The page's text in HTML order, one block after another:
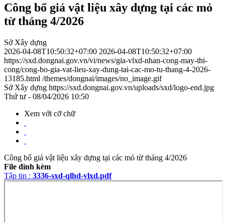
Công bố giá vật liệu xây dựng tại các mỏ
từ tháng 4/2026
Sở Xây dựng
2026-04-08T10:50:32+07:00 2026-04-08T10:50:32+07:00
https://sxd.dongnai.gov.vn/vi/news/gia-vlxd-nhan-cong-may-thi-
cong/cong-bo-gia-vat-lieu-xay-dung-tai-cac-mo-tu-thang-4-2026-
13185.html /themes/dongnai/images/no_image.gif
Sở Xây dựng https://sxd.dongnai.gov.vn/uploads/sxd/logo-end.jpg
Thứ tư - 08/04/2026 10:50
Xem với cỡ chữ
Công bố giá vật liệu xây dựng tại các mỏ từ tháng 4/2026
File đính kèm
Tập tin : 3336-sxd-qlhd-vlxd.pdf